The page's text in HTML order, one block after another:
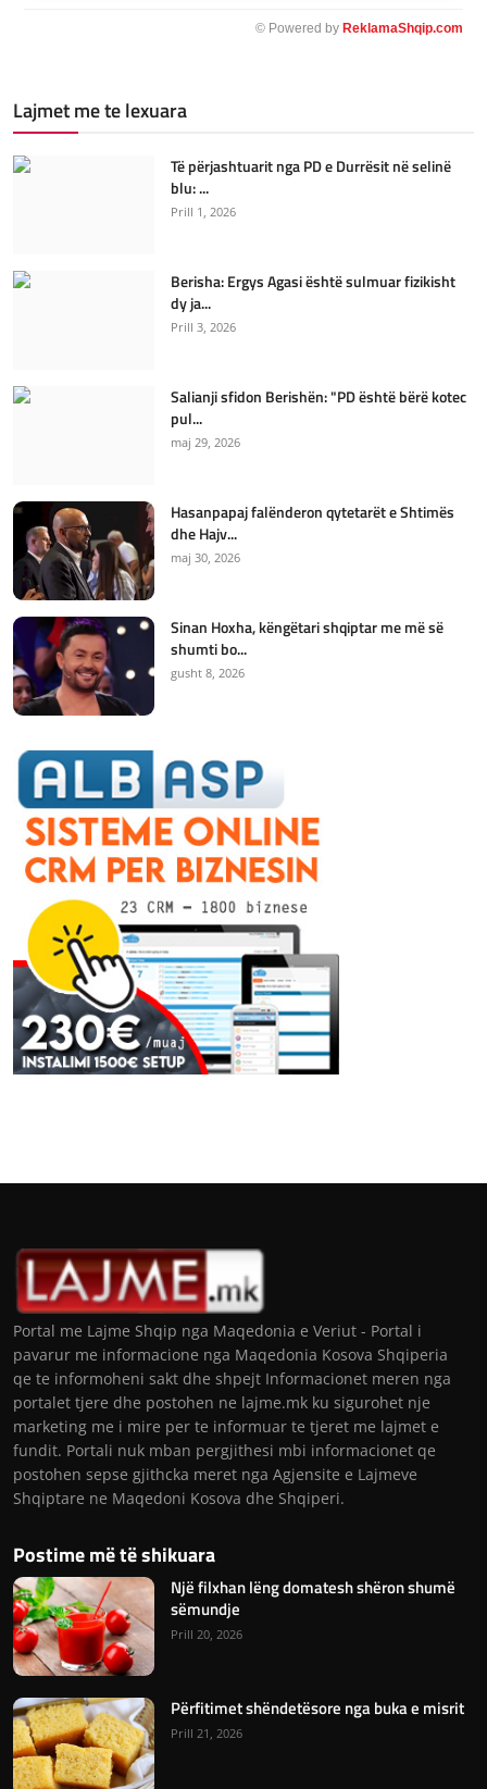
© Powered by ReklamaShqip.com
Lajmet me te lexuara
Të përjashtuarit nga PD e Durrësit në selinë
blu: ...
Prill 1, 2026
Berisha: Ergys Agasi është sulmuar fizikisht
dy ja...
Prill 3, 2026
Salianji sfidon Berishën: "PD është bërë kotec
pul...
maj 29, 2026
Hasanpapaj falënderon qytetarët e Shtimës
dhe Hajv...
maj 30, 2026
Sinan Hoxha, këngëtari shqiptar me më së
shumti bo...
gusht 8, 2026
Portal me Lajme Shqip nga Maqedonia e Veriut - Portal i
pavarur me informacione nga Maqedonia Kosova Shqiperia
qe te informoheni sakt dhe shpejt Informacionet meren nga
portalet tjere dhe postohen ne lajme.mk ku sigurohet nje
marketing me i mire per te informuar te tjeret me lajmet e
fundit. Portali nuk mban pergjithesi mbi informacionet qe
postohen sepse gjithcka meret nga Agjensite e Lajmeve
Shqiptare ne Maqedoni Kosova dhe Shqiperi.
Postime më të shikuara
Një filxhan lëng domatesh shëron shumë
sëmundje
Prill 20, 2026
Përfitimet shëndetësore nga buka e misrit
Prill 21, 2026